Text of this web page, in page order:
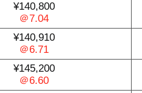
¥140,800
＠7.04
¥140,910
＠6.71
¥145,200
＠6.60